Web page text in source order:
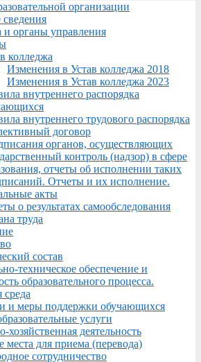
организации
и органы управления
колледжа
Изменения в Устав колледжа 2018
Изменения в Устав колледжа 2023
внутреннего распорядка
внутреннего трудового распорядка
договор
органов, осуществляющих
контроль (надзор) в сфере
отчеты об исполнении таких
Отчеты и их исполнение.
акты
о результатах самообследования
труда
состав
техническое обеспечение и
образовательного процесса.
среда
и меры поддержки обучающихся
услуги
хозяйственная деятельность
места для приема (перевода)
сотрудничество